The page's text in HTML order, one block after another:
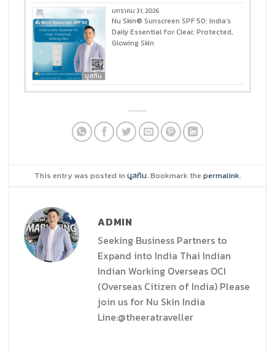
นูสกิน
มกราคม 31, 2026
Nu Skin® Sunscreen SPF 50: India’s
Daily Essential for Clear, Protected,
Glowing Skin
This entry was posted in นูสกิน. Bookmark the permalink.
ADMIN
Seeking Business Partners to
Expand into India Thai Indian
Indian Working Overseas OCI
(Overseas Citizen of India) Please
join us for Nu Skin India
Line:@theeratraveller